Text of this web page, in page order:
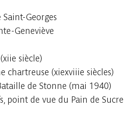
Georges
Geneviève
siècle)
chartreuse (xiexviiie siècles)
de Stonne (mai 1940)
point de vue du Pain de Sucre